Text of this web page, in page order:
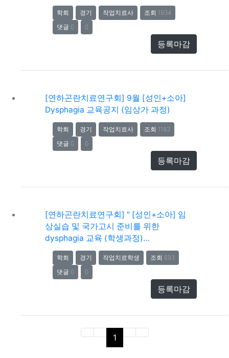
학회 경기 작업치료사
조회 1934
댓글 0
0
등록마감
[연하곤란치료연구회] 9월 [성인+소아]
Dysphagia 교육공지 (임상가 과정)
학회 경기 작업치료사
조회 1183
댓글 0
0
등록마감
[연하곤란치료연구회] " [성인+소아] 임
상실습 및 국가고시 준비를 위한
dysphagia 교육 (학생과정)…
학회 경기 작업치료학생
조회 693
댓글 0
0
등록마감
1(current)